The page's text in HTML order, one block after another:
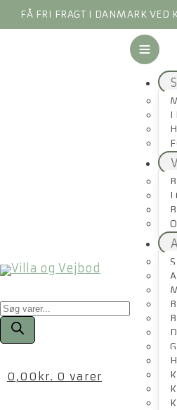
FÅ FRI FRAGT I DANMARK
Products
search
0,00 kr. 0 varer